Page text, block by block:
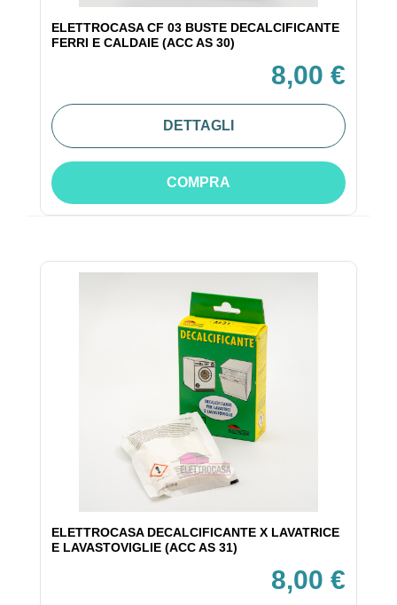
ELETTROCASA CF 03 BUSTE DECALCIFICANTE
FERRI E CALDAIE (ACC AS 30)
8,00 €
DETTAGLI
COMPRA
ELETTROCASA DECALCIFICANTE X LAVATRICE
E LAVASTOVIGLIE (ACC AS 31)
8,00 €